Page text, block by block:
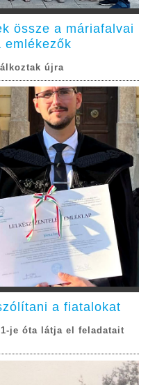
össze a máriafalvai
emlékezők
újra
a fiatalokat
je óta látja el feladatait